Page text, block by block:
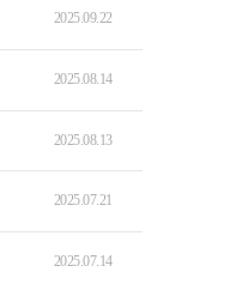
2025.09.22
2025.08.14
2025.08.13
2025.07.21
2025.07.14